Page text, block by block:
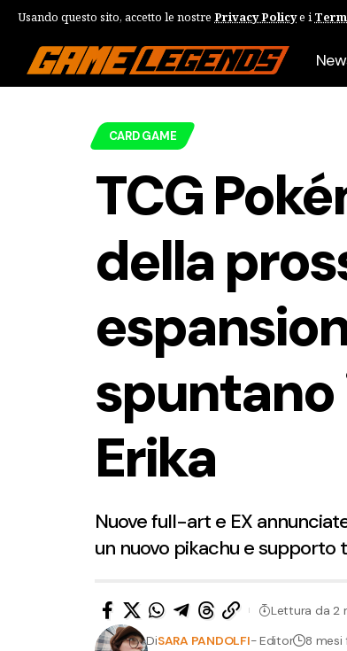
Usando questo sito, accetto le nostre Privacy Policye i
CARD GAME
TCG
della
spuntano
Erika
Nuove full-art e EX
un nuovo pikachu e supporto
DiSARA PANDOLFI- Editor 8 mesi
Lettura da 2